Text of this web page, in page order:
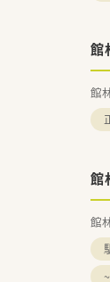
館
館
館
館